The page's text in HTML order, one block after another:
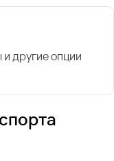
другие опции